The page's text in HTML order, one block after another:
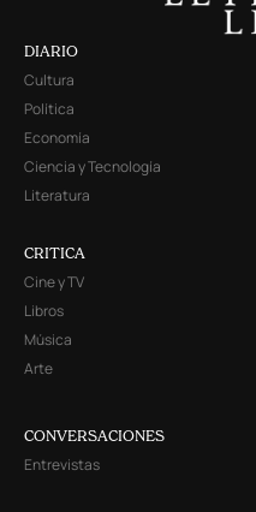
DIARIO
Cultura
Política
Economía
Ciencia y Tecnología
Literatura
CRITICA
Cine y TV
Libros
Música
Arte
CONVERSACIONES
Entrevistas